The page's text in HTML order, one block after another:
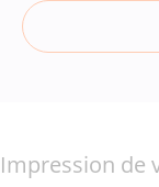
Impression de